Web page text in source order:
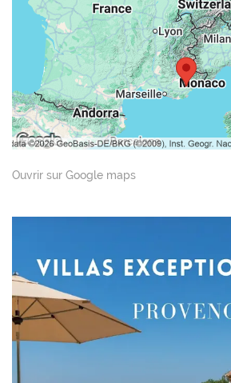
Ouvrir sur Google maps